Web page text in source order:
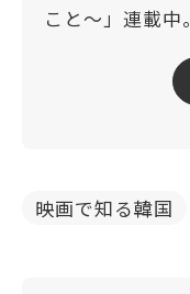
こと〜」連載中。
映画で知る韓国